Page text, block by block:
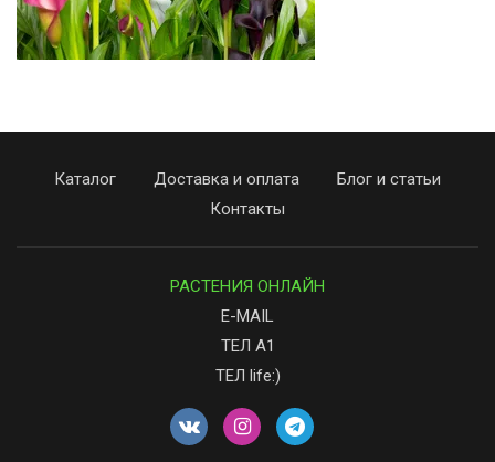
Каталог Доставка и оплата
Блог и статьи
Контакты
РАСТЕНИЯ ОНЛАЙН
E-MAIL
ТЕЛ А1
ТЕЛ life:)